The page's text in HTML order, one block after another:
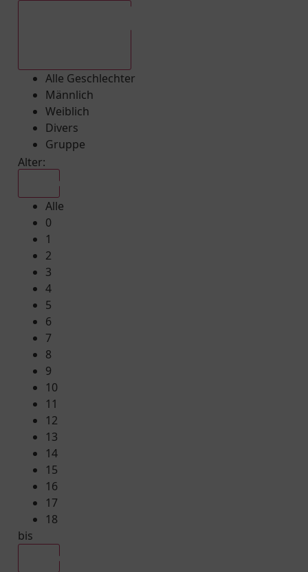
Alle Geschlechter
Männlich
Weiblich
Divers
Gruppe
Alter:
Alle
0
1
2
3
4
5
6
7
8
9
10
11
12
13
14
15
16
17
18
bis